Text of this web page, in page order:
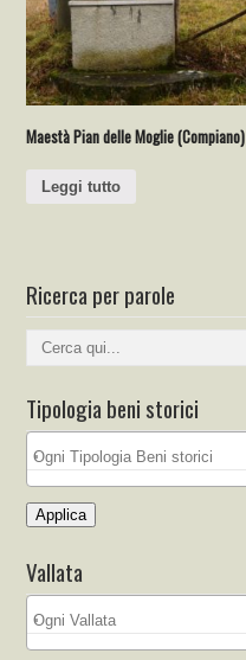
Maestà Pian delle Moglie (Compiano)
Leggi tutto
Ricerca per parole
Tipologia beni storici
Applica
Vallata